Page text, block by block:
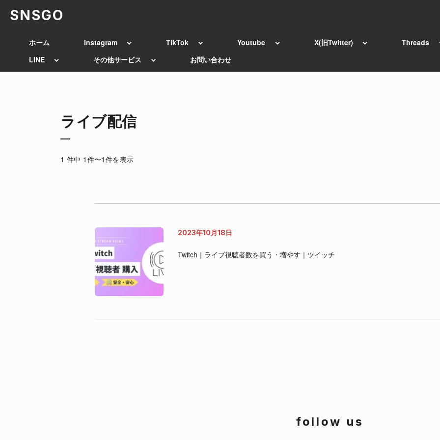
SNSGO
ホーム Instagram TikTok Youtube X(旧Twitter)
Threads
LINE
その他サービス お問い合わせ
ライブ配信
1 件中 1件〜1件を表示
2023年10月18日
Twitch｜ライブ視聴者数を買う・増やす｜ツイッチ
follow us